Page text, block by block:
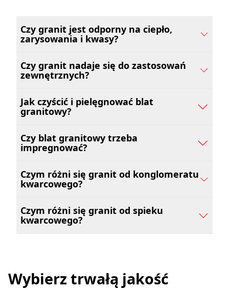
Czy granit jest odporny na ciepło,
zarysowania i kwasy?
Czy granit nadaje się do zastosowań
zewnętrznych?
Jak czyścić i pielęgnować blat
granitowy?
Czy blat granitowy trzeba
impregnować?
Czym różni się granit od konglomeratu
kwarcowego?
Czym różni się granit od spieku
kwarcowego?
Wybierz trwałą jakość